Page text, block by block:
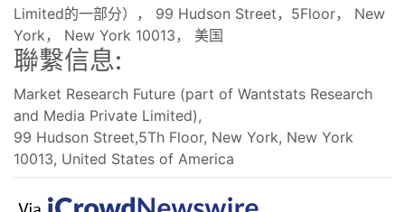
Limited的一部分）， 99 Hudson Street，5Floor， New
York， New York 10013， 美国
聯繫信息:
Market Research Future (part of Wantstats Research
and Media Private Limited),
99 Hudson Street,5Th Floor, New York, New York
10013, United States of America